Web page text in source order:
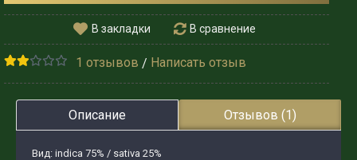
В закладки В сравнение
1 отзывов / Написать отзыв
Описание Отзывов (1)
Вид: indica 75% / sativa 25%